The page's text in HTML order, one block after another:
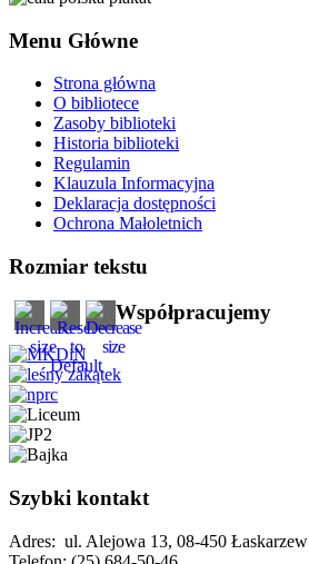
Menu Główne
Strona główna
O bibliotece
Zasoby biblioteki
Historia biblioteki
Regulamin
Klauzula Informacyjna
Deklaracja dostępności
Ochrona Małoletnich
Rozmiar tekstu
Współpracujemy
Szybki kontakt
Adres: ul. Alejowa 13, 08-450 Łaskarzew